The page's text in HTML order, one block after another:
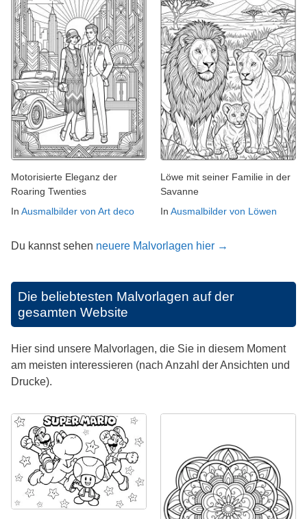
Motorisierte Eleganz der
Roaring Twenties
In Ausmalbilder von Art deco
Löwe mit seiner Familie in der
Savanne
In Ausmalbilder von Löwen
Du kannst sehen neuere Malvorlagen hier →
Die beliebtesten Malvorlagen auf der
gesamten Website
Hier sind unsere Malvorlagen, die Sie in diesem Moment
am meisten interessieren (nach Anzahl der Ansichten und
Drucke).